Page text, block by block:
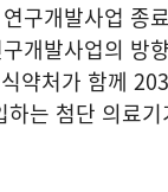
구개발사업 종
개발사업의 방
약처가 함께
는 첨단 의료